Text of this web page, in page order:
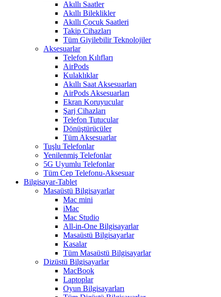
Akıllı Saatler
Akıllı Bileklikler
Akıllı Çocuk Saatleri
Takip Cihazları
Tüm Giyilebilir Teknolojiler
Aksesuarlar
Telefon Kılıfları
AirPods
Kulaklıklar
Akıllı Saat Aksesuarları
AirPods Aksesuarları
Ekran Koruyucular
Şarj Cihazları
Telefon Tutucular
Dönüştürücüler
Tüm Aksesuarlar
Tuşlu Telefonlar
Yenilenmiş Telefonlar
5G Uyumlu Telefonlar
Tüm Cep Telefonu-Aksesuar
Bilgisayar-Tablet
Masaüstü Bilgisayarlar
Mac mini
iMac
Mac Studio
All-in-One Bilgisayarlar
Masaüstü Bilgisayarlar
Kasalar
Tüm Masaüstü Bilgisayarlar
Dizüstü Bilgisayarlar
MacBook
Laptoplar
Oyun Bilgisayarları